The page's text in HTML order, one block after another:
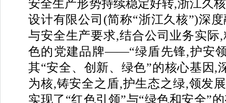
安全生产形势持续稳定好转,浙江久
设计有限公司(简称“浙江久核”)深
与安全生产要求,结合公司业务实际
色的党建品牌——“绿盾先锋,护安
其“安全、创新、绿色”的核心基因,
为核,铸安全之盾,护生态之绿,领发
实现了“红色引领”与“绿色和安全”